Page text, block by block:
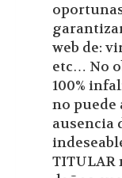
web de:
etc… No
100%
no
ausencia
TITULAR